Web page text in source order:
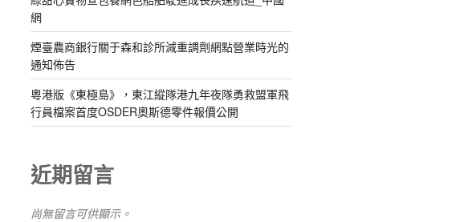
網
煙臺農商銀行關于森和診所減重調劑網點營業時光的
通知佈告
粵港版《東極島》，東江縱隊港九年夜隊勇救盟軍飛
行員檔案首度OSDER奧斯德零件報價公開
近期留言
尚無留言可供顯示。